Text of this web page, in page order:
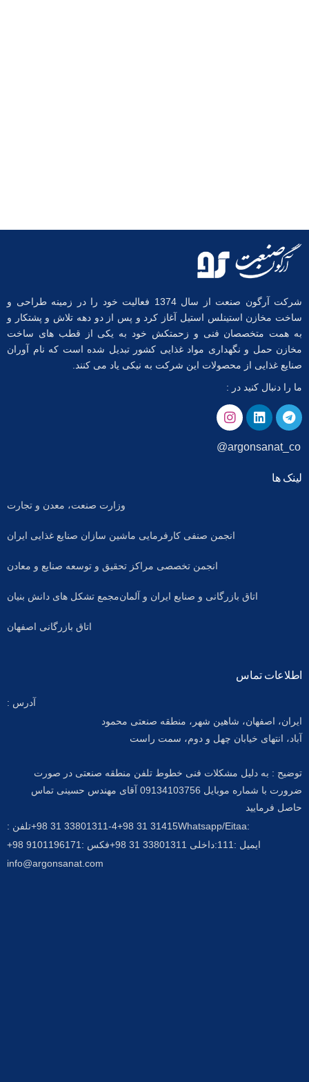
شرکت آرگون صنعت از سال 1374 فعالیت خود را در زمینه طراحی و
ساخت مخازن استینلس استیل آغاز کرد و پس از دو دهه تلاش و پشتکار و
به همت متخصصان فنی و زحمتکش خود به یکی از قطب های ساخت
مخازن حمل و نگهداری مواد غذایی کشور تبدیل شده است که نام آوران
صنایع غذایی از محصولات این شرکت به نیکی یاد می کنند.
ما را دنبال کنید در :
argonsanat_co@
لینک ها
وزارت صنعت، معدن و تجارت
انجمن صنفی کارفرمایی ماشین سازان صنایع غذایی ایران
انجمن تخصصی مراکز تحقیق و توسعه صنایع و معادن
مجمع تشکل های دانش بنیاناتاق بازرگانی و صنایع ایران و آلمان
اتاق بازرگانی اصفهان
اطلاعات تماس
آدرس :
ایران، اصفهان، شاهین شهر، منطقه صنعتی محمود
آباد، انتهای خیابان چهل و دوم، سمت راست
توضیح : به دلیل مشکلات فنی خطوط تلفن منطقه صنعتی در صورت
ضرورت با شماره موبایل 09134103756 آقای مهندس حسینی تماس
حاصل فرمایید
تلفن :
33801311-4 31 98+ 31415 31 98+
:Whatsapp/Eitaa
9101196171 98+ فکس : 111:داخلی 33801311 31 98+ ایمیل :
info@argonsanat.com